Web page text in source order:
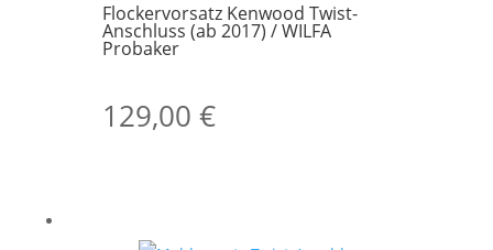
Flockervorsatz Kenwood Twist-
Anschluss (ab 2017) / WILFA
Probaker
129,00€